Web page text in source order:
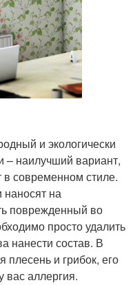
и экологически
– наилучший вариант,
современном стиле.
наносят на
поврежденный во
просто удалить
нанести состав. В
и грибок, его
вас аллергия.